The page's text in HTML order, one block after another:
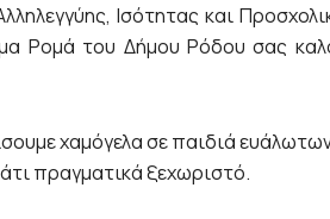
Ισότητας και
Ρομά του Δήμου Ρόδου σας
χαμόγελα σε παιδιά
πραγματικά ξεχωριστό.